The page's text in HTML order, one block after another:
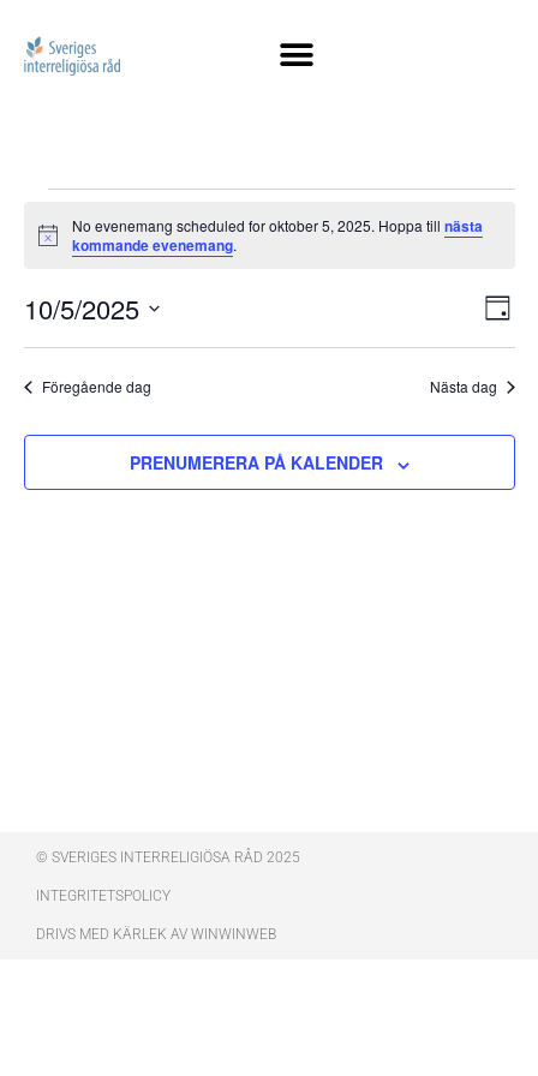
Notis
No evenemang scheduled for oktober 5, 2025. Hoppa till nästa
kommande evenemang.
DAG
10/5/2025
datum.
Föregående dag Nästa dag
PRENUMERERA PÅ KALENDER
© SVERIGES INTERRELIGIÖSA RÅD 2025
INTEGRITETSPOLICY
DRIVS MED KÄRLEK AV WINWINWEB